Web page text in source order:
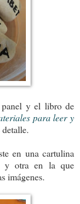
panel y el libro de
para leer y
en una cartulina
y otra en la que
imágenes.